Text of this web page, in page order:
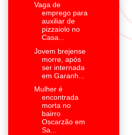
Vaga de
emprego para
auxiliar de
pizzaiolo no
Casa...
Jovem brejense
morre, após
ser internada
em Garanh...
Mulher é
encontrada
morta no
bairro
Oscarzão em
Sa...